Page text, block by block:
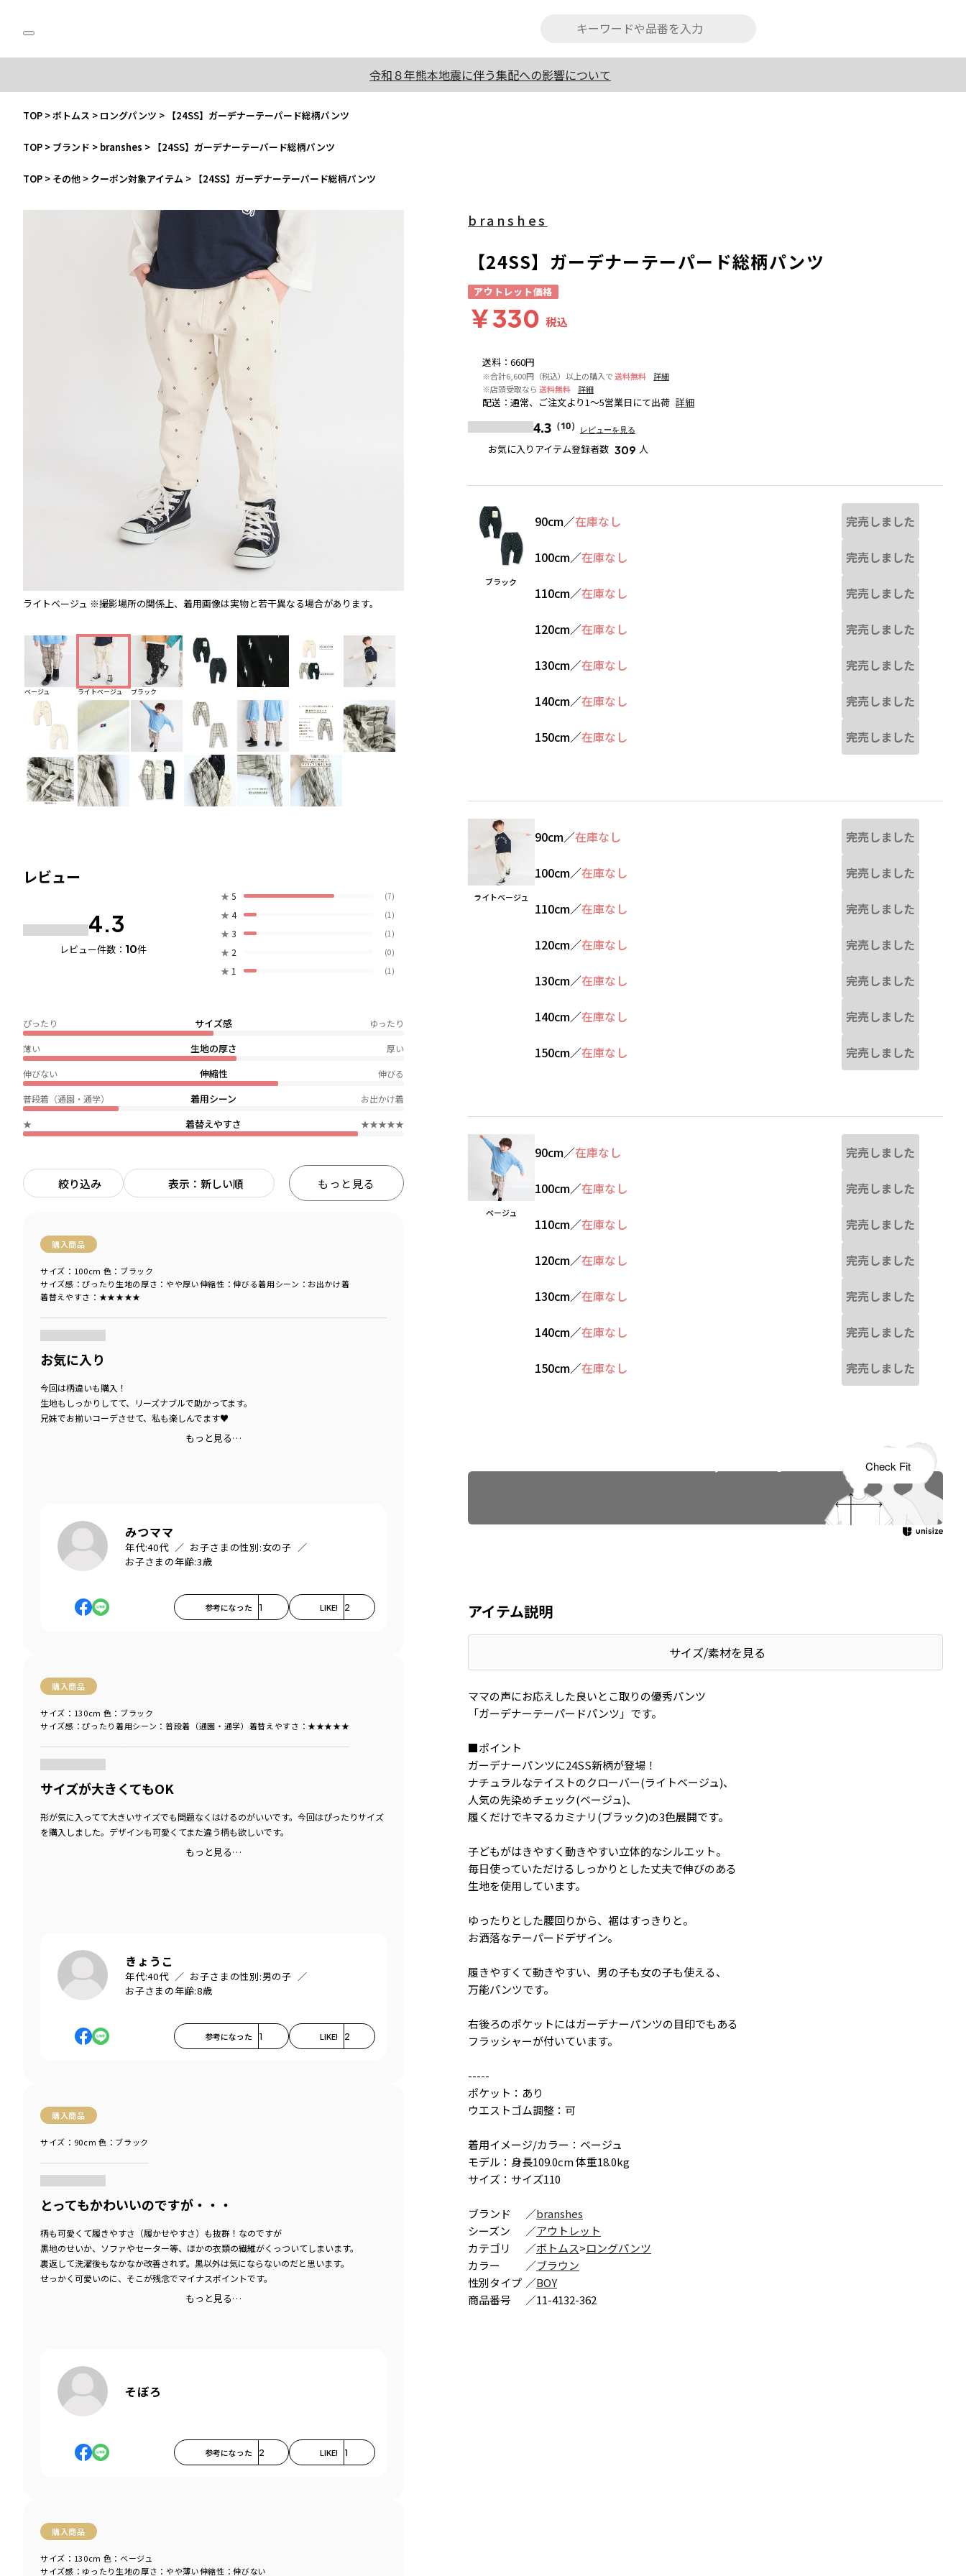
令和８年熊本地震に伴う集配への影響について
TOP >ボトムス > ロングパンツ > 【24SS】ガーデナーテーパード総柄パンツ
TOP > ブランド > branshes > 【24SS】ガーデナーテーパード総柄パンツ
TOP > その他 > クーポン対象アイテム > 【24SS】ガーデナーテーパード総柄パンツ
ライトベージュ ※撮影場所の関係上、着用画像は実物と若干異なる場合があります。 ※撮影場所の関係上、着用画像は実物と若干異なる場合があります。
ベージュ ライトベージュ ブラック
レビュー
4.3
レビュー件数： 10件
★ 5 (7)
★ 4 (1)
★ 3 (1)
★ 2 (0)
★ 1 (1)
サイズ感
ぴったり ゆったり
生地の厚さ
薄い 厚い
伸縮性
伸びない 伸びる
着用シーン
普段着（通園・通学） お出かけ着
着替えやすさ
★ ★★★★★
絞り込み 表示：新しい順 もっと見る
購入商品
サイズ感 ：ぴったり 生地の厚さ ：やや厚い伸縮性 ：伸びる着用シーン ：お出かけ着
着替えやすさ ：★★★★★
サイズ：100cm 色：ブラック
お気に入り
今回は柄違いも購入！
生地もしっかりしてて、リーズナブルで助かってます。
兄妹でお揃いコーデさせて、私も楽しんでます♥
もっと見る…
みつママ
年代:40代 お子さまの性別:女の子
お子さまの年齢:3歳
参考になった 1 LIKE! 2
購入商品
サイズ感 ：ぴったり着用シーン ：普段着（通園・通学） 着替えやすさ ：★★★★★
サイズ：130cm 色：ブラック
サイズが大きくてもOK
形が気に入ってて大きいサイズでも問題なくはけるのがいいです。今回はぴったりサイズ
を購入しました。デザインも可愛くてまた違う柄も欲しいです。
もっと見る…
きょうこ
年代:40代 お子さまの性別:男の子
お子さまの年齢:8歳
参考になった 1 LIKE! 2
購入商品
サイズ：90cm 色：ブラック
とってもかわいいのですが・・・
柄も可愛くて履きやすさ（履かせやすさ）も抜群！なのですが
黒地のせいか、ソファやセーター等、ほかの衣類の繊維がくっついてしまいます。
裏返して洗濯後もなかなか改善されず。黒以外は気にならないのだと思います。
せっかく可愛いのに、そこが残念でマイナスポイントです。
もっと見る…
そぼろ
参考になった 2 LIKE! 1
購入商品
サイズ感 ：ゆったり 生地の厚さ ：やや薄い伸縮性 ：伸びない
サイズ：130cm 色：ベージュ
送料 ： 660円
※合計6,600円（税込）以上の購入で送料無料
詳細
※店頭受取なら 送料無料 詳細
配送 ： 通常、ご注文より1～5営業日にて出荷 詳細
4.3 （10） レビューを見る
お気に入りアイテム登録者数 309 人
branshes
【24SS】ガーデナーテーパード総柄パンツ
アウトレット価格
￥330 税込
ブラック
90cm／在庫なし 完売しました
100cm／在庫なし 完売しました
110cm／在庫なし 完売しました
120cm／在庫なし 完売しました
130cm／在庫なし 完売しました
140cm／在庫なし 完売しました
150cm／在庫なし 完売しました
ライトベージュ
90cm／在庫なし 完売しました
100cm／在庫なし 完売しました
110cm／在庫なし 完売しました
120cm／在庫なし 完売しました
130cm／在庫なし 完売しました
140cm／在庫なし 完売しました
150cm／在庫なし 完売しました
ベージュ
90cm／在庫なし 完売しました
100cm／在庫なし 完売しました
110cm／在庫なし 完売しました
120cm／在庫なし 完売しました
130cm／在庫なし 完売しました
140cm／在庫なし 完売しました
150cm／在庫なし 完売しました
アイテム説明
サイズ/素材を見る
ママの声にお応えした良いとこ取りの優秀パンツ
「ガーデナーテーパードパンツ」です。
■ポイント
ガーデナーパンツに24SS新柄が登場！
ナチュラルなテイストのクローバー(ライトベージュ)、
人気の先染めチェック(ベージュ)、
履くだけでキマるカミナリ(ブラック)の3色展開です。
子どもがはきやすく動きやすい立体的なシルエット。
毎日使っていただけるしっかりとした丈夫で伸びのある
生地を使用しています。
ゆったりとした腰回りから、裾はすっきりと。
お洒落なテーパードデザイン。
履きやすくて動きやすい、男の子も女の子も使える、
万能パンツです。
右後ろのポケットにはガーデナーパンツの目印でもある
フラッシャーが付いています。
-----
ポケット：あり
ウエストゴム調整：可
着用イメージ/カラー：ベージュ
モデル：身長109.0cm 体重18.0kg
サイズ：サイズ110
ブランド ／branshes
シーズン
／アウトレット
カテゴリ
／ボトムス>ロングパンツ
カラー
／ブラウン
性別タイプ ／BOY
商品番号
／11-4132-362
Check Fit